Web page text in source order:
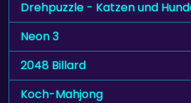
Drehpuzzle - Katzen und
Neon 3
2048 Billard
Koch-Mahjong